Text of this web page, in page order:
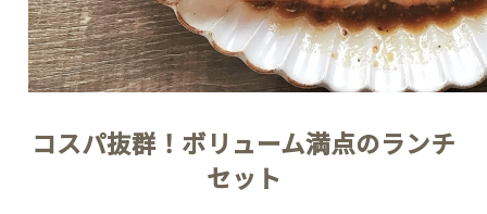
コスパ抜群！ボリューム満点のランチ
セット